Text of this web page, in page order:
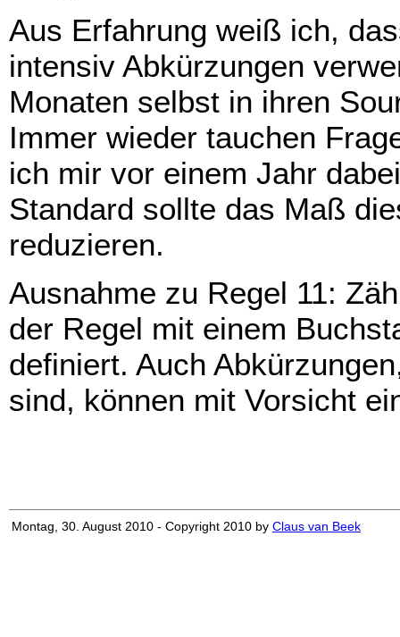
Aus Erfahrung weiß ich,
intensiv Abkürzungen
Monaten selbst in ihren
Immer wieder tauchen
ich mir vor einem Jahr
Standard sollte das Maß
reduzieren.
Ausnahme zu Regel 11:
der Regel mit einem
definiert. Auch
sind, können mit Vorsicht
Montag, 30. August 2010 - Copyright 2010 by Claus van Beek